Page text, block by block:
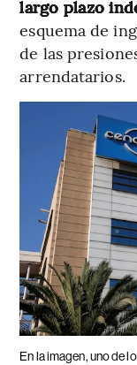
largo plazo
esquema de
de las
arrendatarios.
En la imagen, uno de